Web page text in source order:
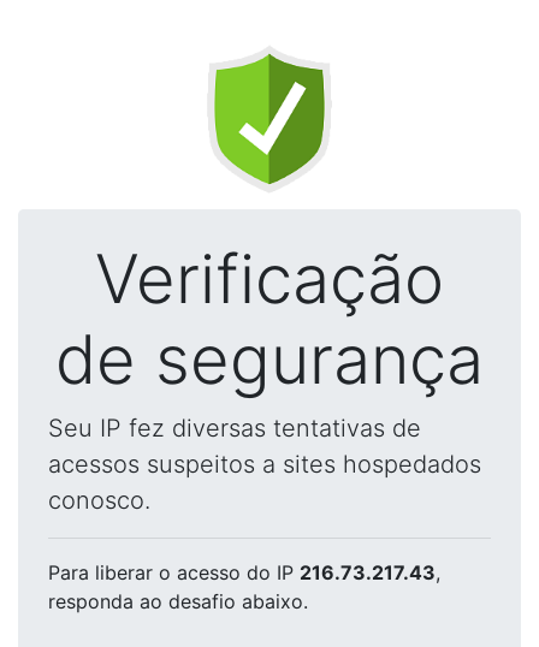
Verificação
de segurança
Seu IP fez diversas tentativas de
acessos suspeitos a sites hospedados
conosco.
Para liberar o acesso do IP 216.73.217.43,
responda ao desafio abaixo.